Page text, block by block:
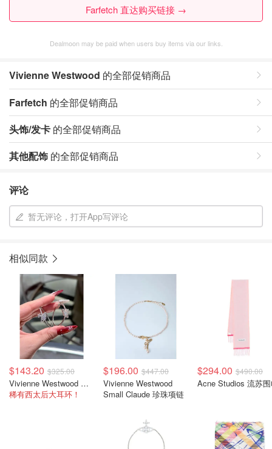
Farfetch 直达购买链接 →
Dealmoon may be paid when users buy items via our links.
Vivienne Westwood 的全部促销商品
Farfetch 的全部促销商品
头饰/发卡 的全部促销商品
其他配饰 的全部促销商品
评论
暂无评论，打开App写评论
相似同款
$143.20 $325.00
Vivienne Westwood Olympia 圆环耳环
稀有西太后大耳环！
$196.00 $447.00
Vivienne Westwood
Small Claude 珍珠项链
$294.00 $490.00
Acne Studios 流苏